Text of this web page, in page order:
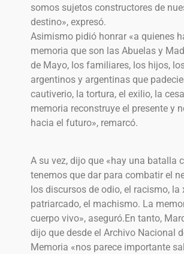
somos sujetos constructores de
destino», expresó.
Asimismo pidió honrar «a quienes
memoria que son las Abuelas y
de Mayo, los familiares, los hijos,
argentinos y argentinas que
cautiverio, la tortura, el exilio, la
memoria reconstruye el presente y
hacia el futuro», remarcó.
A su vez, dijo que «hay una batalla
tenemos que dar para combatir el
los discursos de odio, el racismo, la
patriarcado, el machismo. La
cuerpo vivo», aseguró.En tanto,
dijo que desde el Archivo Nacional
Memoria «nos parece importante